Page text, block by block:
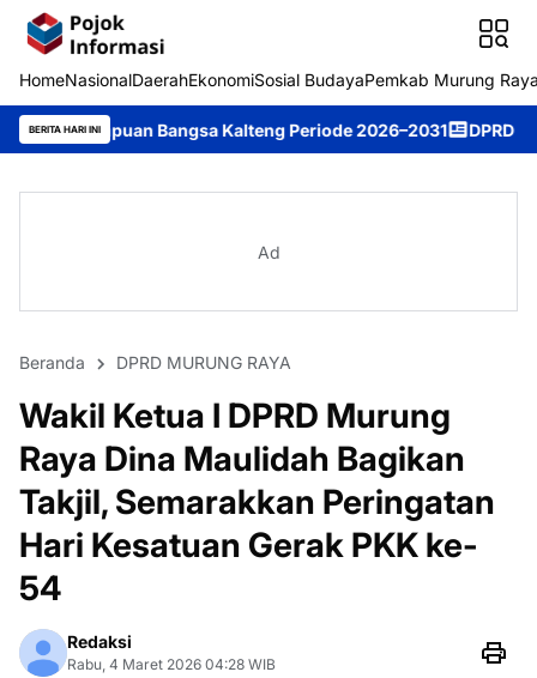
HomeNasionalDaerahEkonomiSosial BudayaPemkab Murung
BERITA HARI INIKalteng Periode 2026–2031 DPRD Murung Raya
Ad
Beranda DPRD MURUNG RAYA
Wakil Ketua I DPRD Murung
Raya Dina Maulidah Bagikan
Takjil, Semarakkan Peringatan
Hari Kesatuan Gerak PKK ke-
54
Redaksi
Rabu, 4 Maret 2026 04:28 WIB